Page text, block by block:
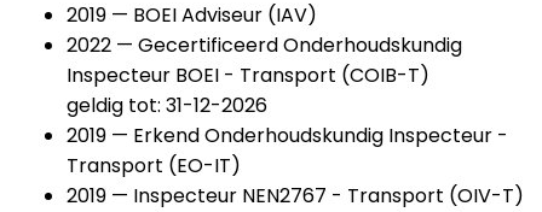
2019 — BOEI Adviseur (IAV)
2022 — Gecertificeerd Onderhoudskundig
Inspecteur BOEI - Transport (COIB-T)
geldig tot: 31-12-2026
2019 — Erkend Onderhoudskundig Inspecteur -
Transport (EO-IT)
2019 — Inspecteur NEN2767 - Transport (OIV-T)